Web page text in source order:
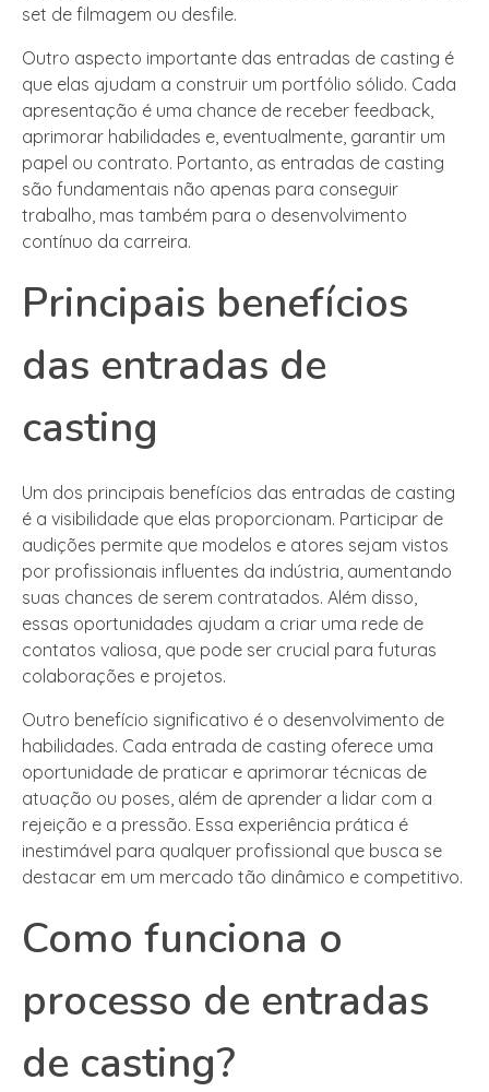
set de filmagem ou desfile.
Outro aspecto importante das entradas de casting é
que elas ajudam a construir um portfólio sólido. Cada
apresentação é uma chance de receber feedback,
aprimorar habilidades e, eventualmente, garantir um
papel ou contrato. Portanto, as entradas de casting
são fundamentais não apenas para conseguir
trabalho, mas também para o desenvolvimento
contínuo da carreira.
Principais benefícios
das entradas de
casting
Um dos principais benefícios das entradas de casting
é a visibilidade que elas proporcionam. Participar de
audições permite que modelos e atores sejam vistos
por profissionais influentes da indústria, aumentando
suas chances de serem contratados. Além disso,
essas oportunidades ajudam a criar uma rede de
contatos valiosa, que pode ser crucial para futuras
colaborações e projetos.
Outro benefício significativo é o desenvolvimento de
habilidades. Cada entrada de casting oferece uma
oportunidade de praticar e aprimorar técnicas de
atuação ou poses, além de aprender a lidar com a
rejeição e a pressão. Essa experiência prática é
inestimável para qualquer profissional que busca se
destacar em um mercado tão dinâmico e competitivo.
Como funciona o
processo de entradas
de casting?